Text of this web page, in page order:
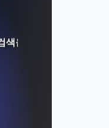
색을 계획하고 수행하는